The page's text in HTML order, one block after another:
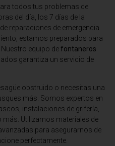
todos tus problemas de
del día, los 7 días de la
reparaciones de emergencia
estamos preparados para
equipo de fontaneros
garantiza un servicio de
obstruido o necesitas una
más. Somos expertos en
instalaciones de grifería,
Utilizamos materiales de
para asegurarnos de
perfectamente.